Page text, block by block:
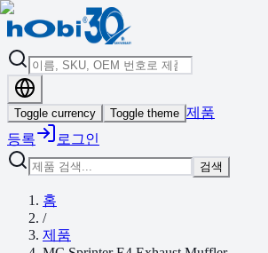
Toggle currency Toggle theme 제품
등록
로그인
검색
홈
/
제품